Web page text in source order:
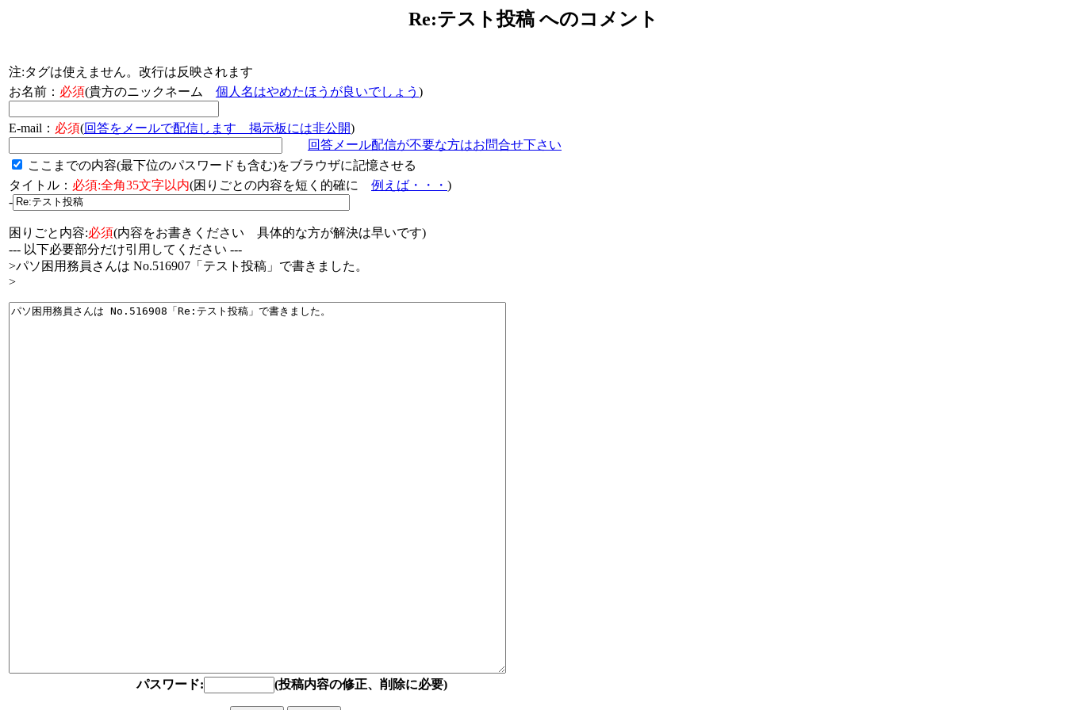
Re:テスト投稿 へのコメント
注:タグは使えません。改行は反映されます
お名前： 必須(貴方のニックネーム 個人名はやめたほうが良いでしょう )
E-mail： 必須(回答をメールで配信します 掲示板には非公開)
回答メール配信が不要な方はお問合せ下さい
ここまでの内容(最下位のパスワードも含む)をブラウザに記憶させる
タイトル： 必須:全角35文字以内(困りごとの内容を短く的確に 例えば・・・ )
-
困りごと内容:必須(内容をお書きください 具体的な方が解決は早いです)
--- 以下必要部分だけ引用してください ---
>パソ困用務員さんは No.516907「テスト投稿」で書きました。
>
パスワード: (投稿内容の修正、削除に必要)